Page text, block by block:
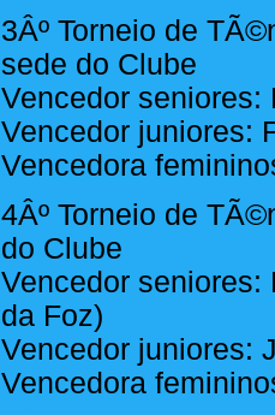
3Âº Torneio de
sede do Clube
Vencedor seniores:
Vencedor juniores:
Vencedora
4Âº Torneio de
do Clube
Vencedor seniores:
da Foz)
Vencedor juniores:
Vencedora